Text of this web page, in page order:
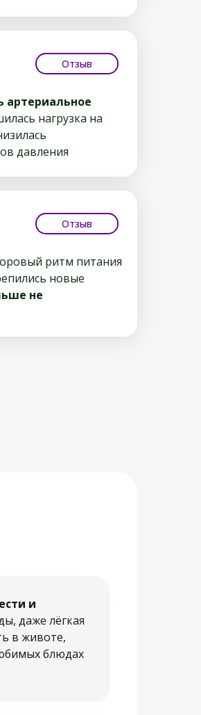
артериальное
нагрузка на
давления
ритм питания
новые
не
Отзыв
Отзыв
и
даже лёгкая
в животе,
блюдах